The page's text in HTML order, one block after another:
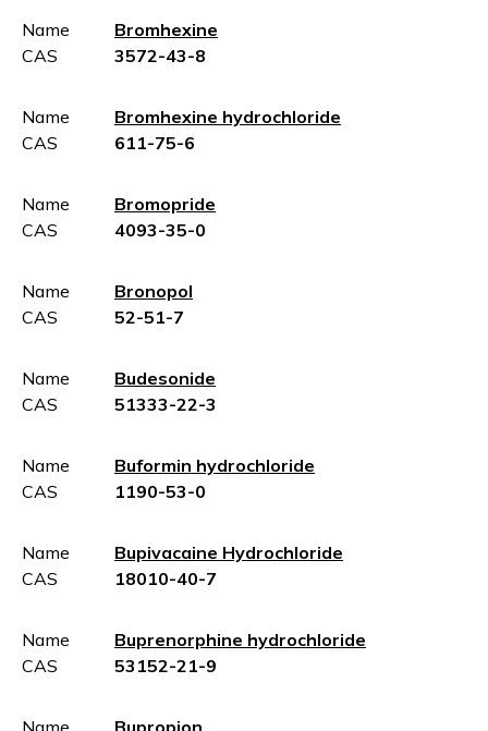
Name
Bromhexine
CAS
3572-43-8
Name
Bromhexine hydrochloride
CAS
611-75-6
Name
Bromopride
CAS
4093-35-0
Name
Bronopol
CAS
52-51-7
Name
Budesonide
CAS
51333-22-3
Name
Buformin hydrochloride
CAS
1190-53-0
Name
Bupivacaine Hydrochloride
CAS
18010-40-7
Name
Buprenorphine hydrochloride
CAS
53152-21-9
Name
Bupropion